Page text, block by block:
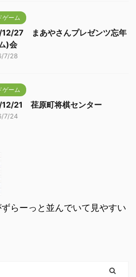
ゲーム
27 まあやさんプレゼンツ忘年
)会
7/28
ゲーム
21 荏原町将棋センター
7/24
らーっと並んでいて見やすい